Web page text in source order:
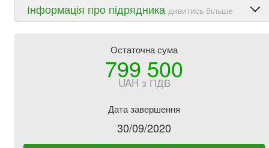
Інформація про підрядника дивитись більше
Остаточна сума
799 500
UAH з ПДВ
Дата завершення
30/09/2020